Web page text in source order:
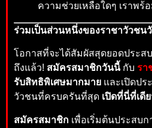
ความช่วยเหลือใดๆ เราพ
ร่วมเป็นส่วนหนึ่งของราชาวัวชน
โอกาสที่จะได้สัมผัสสุดยอดประ
ถึงแล้ว! สมัครสมาชิกวันนี้กับ รา
รับสิทธิพิเศษมากมาย และเปิดป
วัวชนที่ครบครันที่สุด เปิดที่นี่ที่เดี
สมัครสมาชิก เพื่อเริ่มต้นประสบ